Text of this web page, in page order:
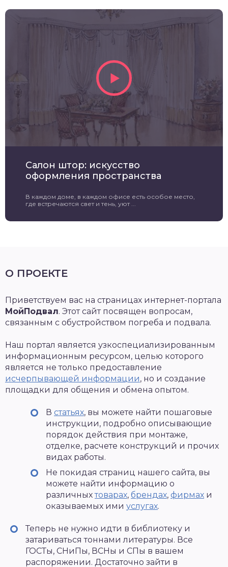
Салон штор: искусство
оформления пространства
В каждом доме, в каждом офисе есть особое место,
где встречаются свет и тень, уют ...
О ПРОЕКТЕ
Приветствуем вас на страницах интернет-портала
МойПодвал. Этот сайт посвящен вопросам,
связанным с обустройством погреба и подвала.
Наш портал является узкоспециализированным
информационным ресурсом, целью которого
является не только предоставление
исчерпывающей информации, но и создание
площадки для общения и обмена опытом.
В статьях, вы можете найти пошаговые
инструкции, подробно описывающие
порядок действия при монтаже,
отделке, расчете конструкций и прочих
видах работы.
Не покидая страниц нашего сайта, вы
можете найти информацию о
различныхтоварах, брендах, фирмах и
оказываемых ими услугах.
Теперь не нужно идти в библиотеку и
затариваться тоннами литературы. Все
ГОСТы, СНиПы, ВСНы и СПы в вашем
распоряжении. Достаточно зайти в